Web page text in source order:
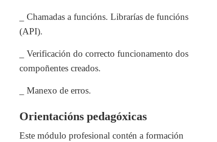
_ Chamadas a funcións. Librarías de funcións
(API).
_ Verificación do correcto funcionamento dos
compoñentes creados.
_ Manexo de erros.
Orientacións pedagóxicas
Este módulo profesional contén a formación